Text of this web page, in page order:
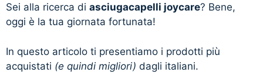
Sei alla ricerca di asciugacapelli joycare? Bene,
oggi è la tua giornata fortunata!
In questo articolo ti presentiamo i prodotti più
acquistati (e quindi migliori) dagli italiani.